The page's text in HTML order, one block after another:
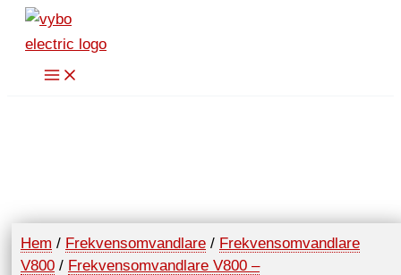
Hoppa
innehåll
Hem / Frekvensomvandlare / Frekvensomvandlare
V800 / Frekvensomvandlare V800 –